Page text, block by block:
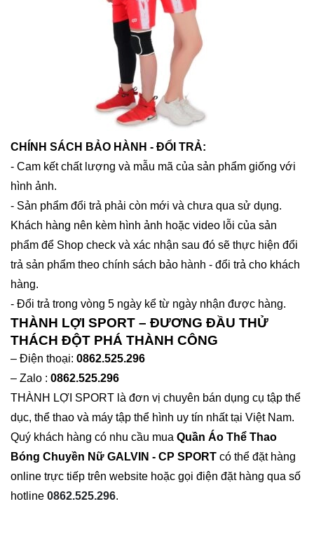
CHÍNH SÁCH BẢO HÀNH - ĐỔI TRẢ:
- Cam kết chất lượng và mẫu mã của sản phẩm giống với
hình ảnh.
- Sản phẩm đổi trả phải còn mới và chưa qua sử dụng.
Khách hàng nên kèm hình ảnh hoặc video lỗi của sản
phẩm để Shop check và xác nhận sau đó sẽ thực hiện đổi
trả sản phẩm theo chính sách bảo hành - đổi trả cho khách
hàng.
- Đổi trả trong vòng 5 ngày kể từ ngày nhận được hàng.
THÀNH LỢI SPORT – ĐƯƠNG ĐẦU THỬ
THÁCH ĐỘT PHÁ THÀNH CÔNG
– Điện thoại: 0862.525.296
– Zalo : 0862.525.296
THÀNH LỢI SPORT là đơn vị chuyên bán dụng cụ tập thể
dục, thể thao và máy tập thể hình uy tín nhất tại Việt Nam.
Quý khách hàng có nhu cầu mua Quần Áo Thể Thao
Bóng Chuyền Nữ GALVIN - CP SPORT có thể đặt hàng
online trực tiếp trên website hoặc gọi điện đặt hàng qua số
hotline 0862.525.296.